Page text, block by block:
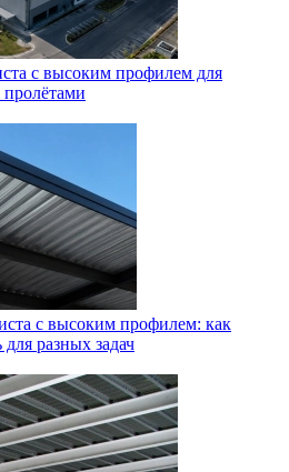
с высоким профилем для
с высоким профилем: как
разных задач